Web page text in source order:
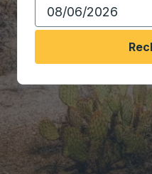
Voyager en
Trailways